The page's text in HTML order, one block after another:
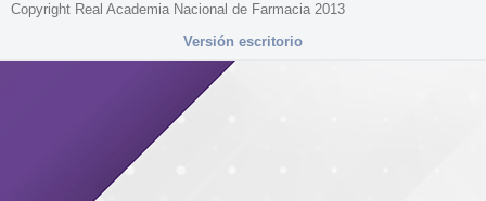
Copyright Real Academia Nacional de Farmacia 2013
Versión escritorio